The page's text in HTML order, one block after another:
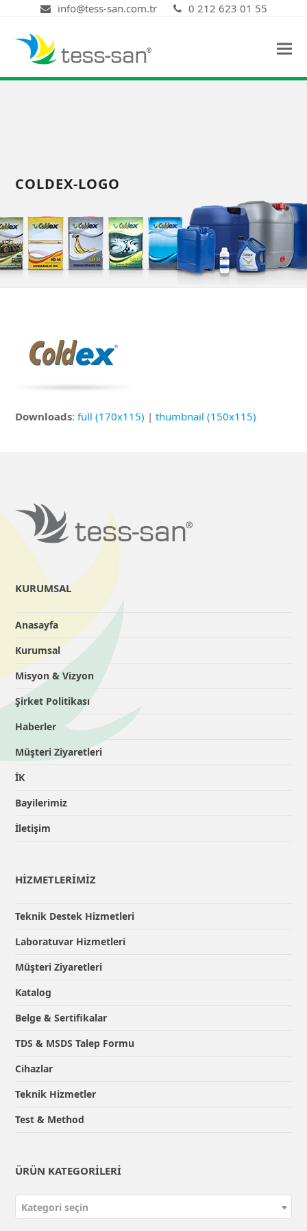
info@tess-san.com.tr 0 212 623 01 55
COLDEX-LOGO
Downloads:full (170x115) |thumbnail (150x115)
KURUMSAL
Anasayfa
Kurumsal
Misyon & Vizyon
Şirket Politikası
Haberler
Müşteri Ziyaretleri
İK
Bayilerimiz
İletişim
HİZMETLERİMİZ
Teknik Destek Hizmetleri
Laboratuvar Hizmetleri
Müşteri Ziyaretleri
Katalog
Belge & Sertifikalar
TDS & MSDS Talep Formu
Cihazlar
Teknik Hizmetler
Test & Method
ÜRÜN KATEGORILERI
Kategori seçin